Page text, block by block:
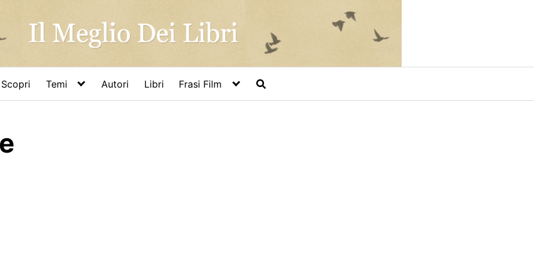
Scopri Temi Autori Libri Frasi Film